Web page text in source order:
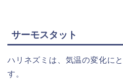
サーモスタット
ハリネズミは、気温の変化に
す。